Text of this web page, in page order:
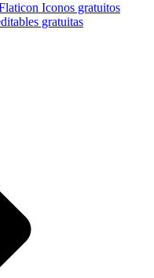
Iconos gratuitos
gratuitas